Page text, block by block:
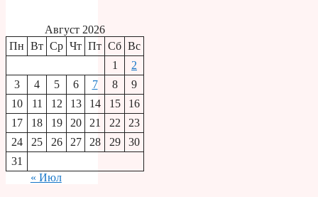
Август 2026
Пн Вт Ср Чт Пт Сб Вс
1
2
3
4 5 6 7 8
9
10
11 12 13 14 15
16
17
18 19 20 21 22
23
24
25 26 27 28 29
30
31
« Июл